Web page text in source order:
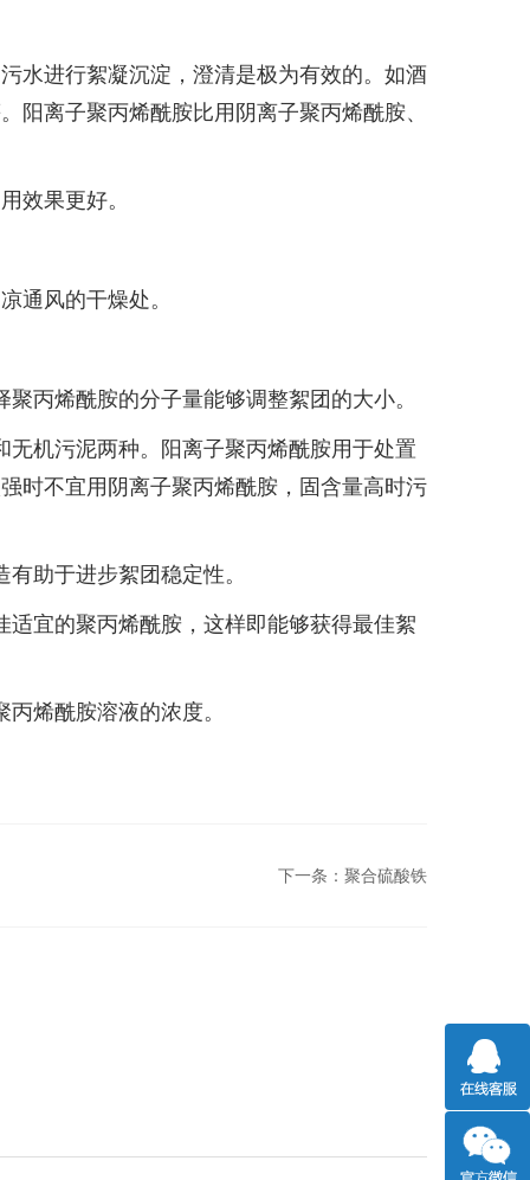
水进行絮凝沉淀，澄清是极为有效的。如酒
阳离子聚丙烯酰胺比用阴离子聚丙烯酰胺、
效果更好。
通风的干燥处。
丙烯酰胺的分子量能够调整絮团的大小。
机污泥两种。阳离子聚丙烯酰胺用于处置
时不宜用阴离子聚丙烯酰胺，固含量高时污
助于进步絮团稳定性。
宜的聚丙烯酰胺，这样即能够获得最佳絮
烯酰胺溶液的浓度。
下一条： 聚合硫酸铁